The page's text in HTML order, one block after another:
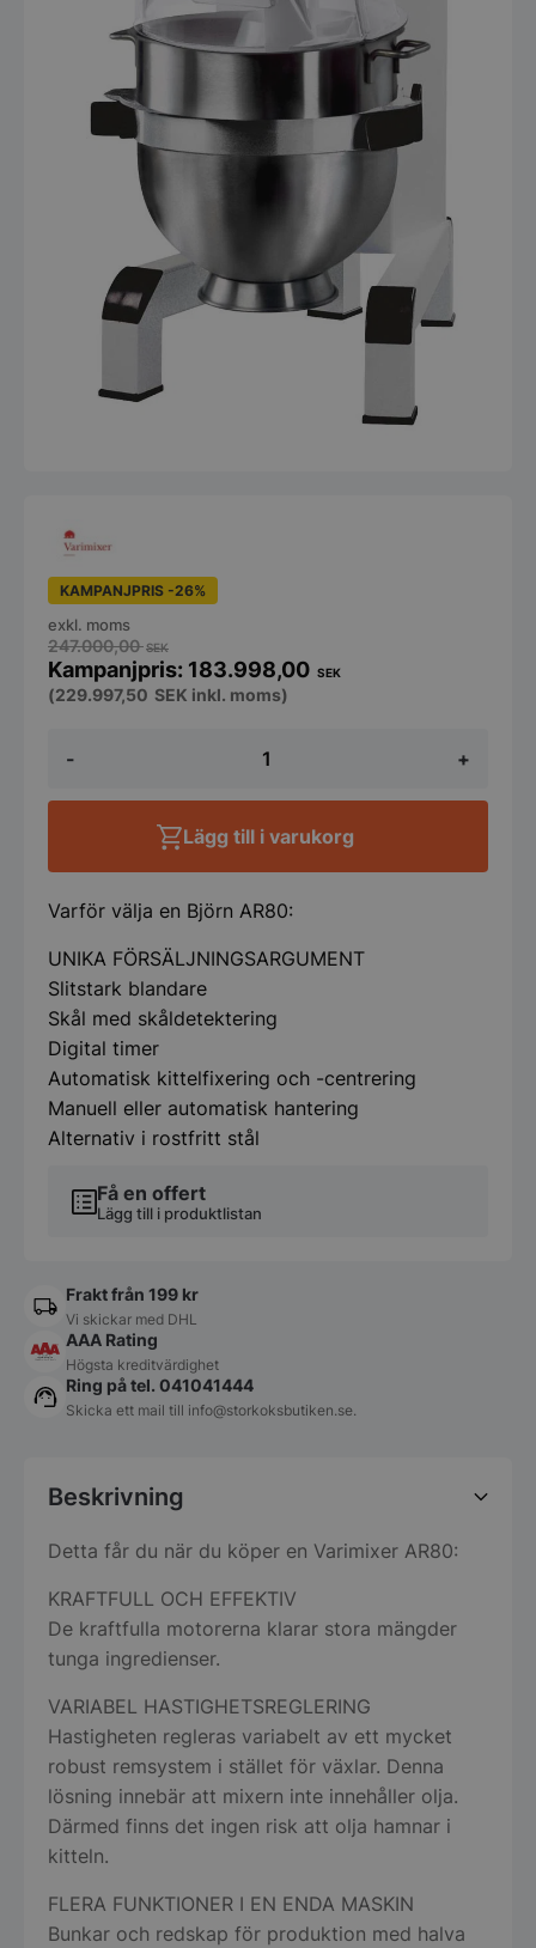
-
AR80
Blandare
1S-
-
skålnedsänkning,
automatisk
hastighetskontroll
mängd
+
KAMPANJPRIS -26%
247.000,00SEK
183.998,00 SEK
exkl. moms
(229.997,50 SEK inkl. moms)
Få en offert
Lägg till i produktlistan
Lägg till i varukorg
Varför välja en Björn AR80:
UNIKA FÖRSÄLJNINGSARGUMENT
Slitstark blandare
Skål med skåldetektering
Digital timer
Automatisk kittelfixering och -centrering
Manuell eller automatisk hantering
Alternativ i rostfritt stål
Frakt från 199 kr
Vi skickar med DHL
AAA Rating
Högsta kreditvärdighet
Ring på tel. 041041444
Skicka ett mail till info@storkoksbutiken.se.
Beskrivning
Detta får du när du köper en Varimixer AR80:
KRAFTFULL OCH EFFEKTIV
De kraftfulla motorerna klarar stora mängder
tunga ingredienser.
VARIABEL HASTIGHETSREGLERING
Hastigheten regleras variabelt av ett mycket
robust remsystem i stället för växlar. Denna
lösning innebär att mixern inte innehåller olja.
Därmed finns det ingen risk att olja hamnar i
kitteln.
FLERA FUNKTIONER I EN ENDA MASKIN
Bunkar och redskap för produktion med halva